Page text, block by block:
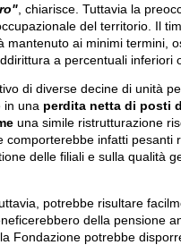
, chiarisce. Tuttavia la
del territorio. Il
mantenuto ai minimi termini,
a percentuali inferiori
di diverse decine di unità
in una perdita netta di posti
una simile ristrutturazione
comporterebbe infatti pesanti
delle filiali e sulla qualità
potrebbe risultare
della pensione
Fondazione potrebbe